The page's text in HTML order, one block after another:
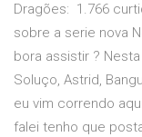
Dragões: 1.766
sobre a serie nova
bora assistir ?
Soluço, Astrid,
eu vim correndo
falei tenho que